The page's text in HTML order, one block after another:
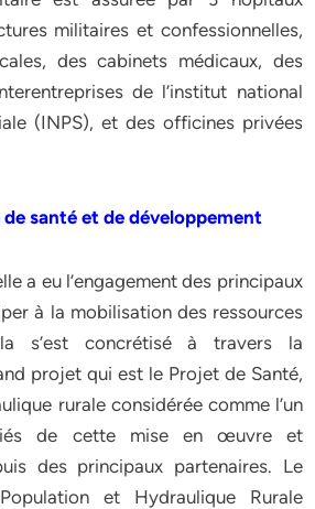
militaires et confessionnelles,
des cabinets médicaux, des
de l’institut national
(INPS), et des officines privées
santé et de développement
a eu l’engagement des principaux
à la mobilisation des ressources
s’est concrétisé à travers la
projet qui est le Projet de Santé,
rurale considérée comme l’un
de cette mise en œuvre et
des principaux partenaires. Le
et Hydraulique Rurale